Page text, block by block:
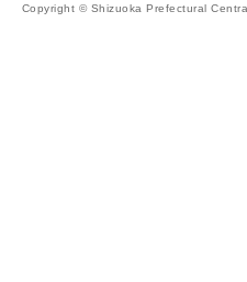
Copyright © Shizuoka Prefectural